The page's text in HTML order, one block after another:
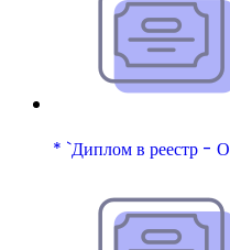
* `Диплом в реестр -